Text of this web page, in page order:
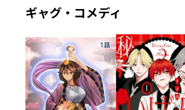
ギャグ・コメディ